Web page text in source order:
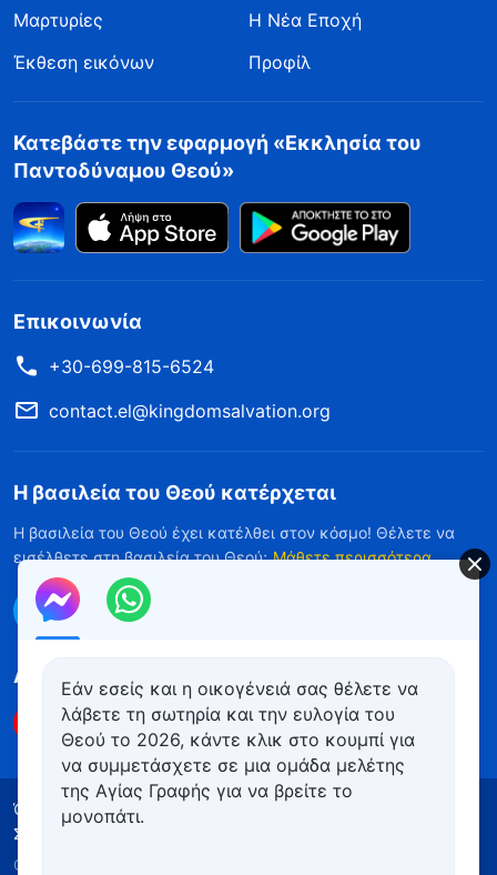
Μαρτυρίες
Η Νέα Εποχή
Έκθεση εικόνων
Προφίλ
Κατεβάστε την εφαρμογή «Εκκλησία του
Παντοδύναμου Θεού»
Επικοινωνία
+30-699-815-6524
contact.el@kingdomsalvation.org
Η βασιλεία του Θεού κατέρχεται
Η βασιλεία του Θεού έχει κατέλθει στον κόσμο! Θέλετε να
εισέλθετε στη βασιλεία του Θεού; Μάθετε περισσότερα
Επικοινωνήστε μαζί μας μέσω Messenger
Ακολουθήστε μας
Όροι Χρήσης
Πολιτική απορρήτου
Συντελεστές
Copyright © 2026
Εάν εσείς και η οικογένειά σας θέλετε να
λάβετε τη σωτηρία και την ευλογία του
Θεού το 2026, κάντε κλικ στο κουμπί για
να συμμετάσχετε σε μια ομάδα μελέτης
της Αγίας Γραφής για να βρείτε το
μονοπάτι.